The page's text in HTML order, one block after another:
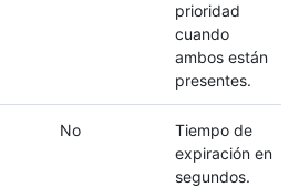
prioridad
cuando
ambos están
presentes.
No
Tiempo de
expiración en
segundos.